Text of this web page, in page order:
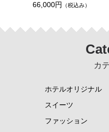
66,000円 （税込み）
カ
ホテルオリジナル
スイーツ
ファッション